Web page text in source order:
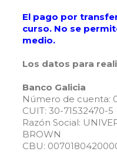
El pago por
curso. No se
medio.
Los datos para
Banco Galicia
Número de cuenta:
CUIT: 30-71532470-5
Razón Social:
BROWN
CBU: